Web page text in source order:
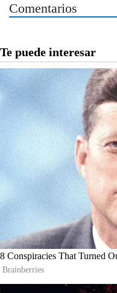
Comentarios